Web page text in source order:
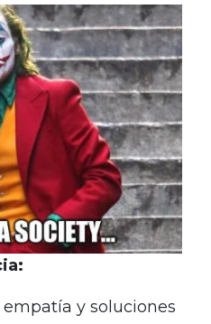
y soluciones